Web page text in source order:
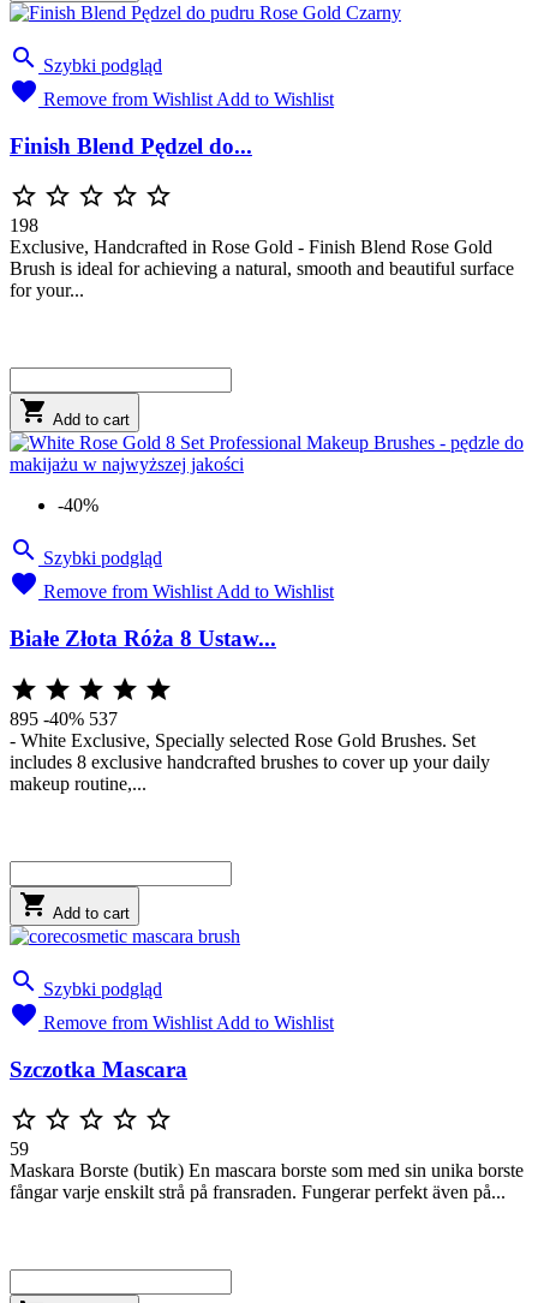
 Szybki podgląd
 Remove from Wishlist Add to Wishlist
Finish Blend Pędzel do...
    
198
Exclusive, Handcrafted in Rose Gold - Finish Blend Rose Gold
Brush is ideal for achieving a natural, smooth and beautiful surface
for your...
 Add to cart
-40%
 Szybki podgląd
 Remove from Wishlist Add to Wishlist
Białe Złota Róża 8 Ustaw...
    
895 -40% 537
- White Exclusive, Specially selected Rose Gold Brushes. Set
includes 8 exclusive handcrafted brushes to cover up your daily
makeup routine,...
 Add to cart
 Szybki podgląd
 Remove from Wishlist Add to Wishlist
Szczotka Mascara
    
59
Maskara Borste (butik) En mascara borste som med sin unika borste
fångar varje enskilt strå på fransraden. Fungerar perfekt även på...